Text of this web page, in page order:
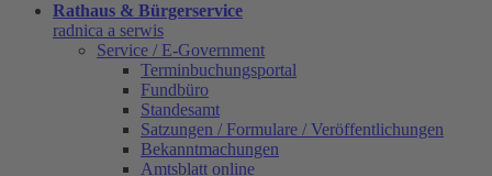
Rathaus & Bürgerservice
radnica a serwis
Service / E-Government
Terminbuchungsportal
Fundbüro
Standesamt
Satzungen / Formulare / Veröffentlichungen
Bekanntmachungen
Amtsblatt online